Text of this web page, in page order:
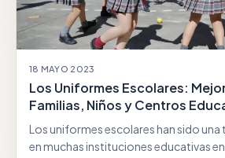
18 MAYO 2023
Los Uniformes Escolares:
Familias, Niños y Centros
Los uniformes escolares han sido
en muchas instituciones educativas